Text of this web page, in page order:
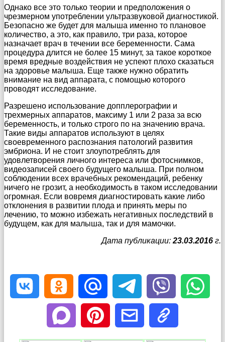
Однако все это только теории и предположения о
чрезмерном употреблении ультразвуковой диагностикой.
Безопасно же будет для малыша именно то плановое
количество, а это, как правило, три раза, которое
назначает врач в течении все беременности. Сама
процедура длится не более 15 минут, за такое короткое
время вредные воздействия не успеют плохо сказаться
на здоровье малыша. Еще также нужно обратить
внимание на вид аппарата, с помощью которого
проводят исследование.
Разрешено использование допплерографии и
трехмерных аппаратов, максиму 1 или 2 раза за всю
беременность, и только строго по на значению врача.
Такие виды аппаратов используют в целях
своевременного распознания патологий развития
эмбриона. И не стоит злоупотреблять для
удовлетворения личного интереса или фотоснимков,
видеозаписей своего будущего малыша. При полном
соблюдении всех врачебных рекомендаций, ребенку
ничего не грозит, а необходимость в таком исследовании
огромная. Если вовремя диагностировать какие либо
отклонения в развитии плода и принять меры по
лечению, то можно избежать негативных последствий в
будущем, как для малыша, так и для мамочки.
Дата публикации: 23.03.2016 г.